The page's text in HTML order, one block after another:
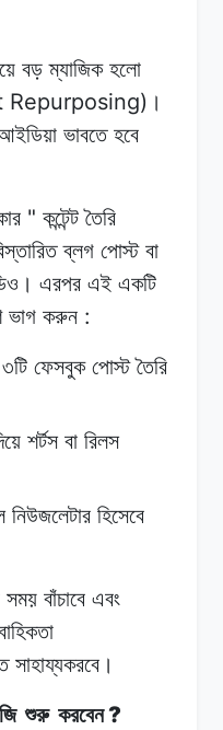
বড় ম্যাজিক হলো
Repurposing) ।
ভাবতে হবে
" কন্টেন্ট তৈরি
ব্লগ পোস্ট বা
এরপর এই একটি
ভাগ করুন :
৩টি ফেসবুক পোস্ট তৈরি
শর্টস বা রিলস
নিউজলেটার হিসেবে
সময় বাঁচাবে এবং
সাহায্যকরবে।
শুরু করবেন?